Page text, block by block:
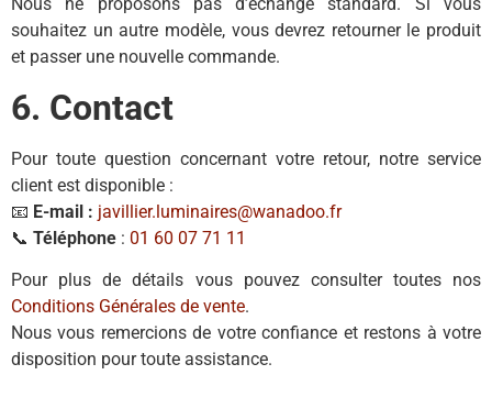
souhaitez un autre modèle, vous devrez retourner le produit
et passer une nouvelle commande.
6. Contact
Pour toute question concernant votre retour, notre service
client est disponible :
📧 E-mail : javillier.luminaires@wanadoo.fr
📞 Téléphone : 01 60 07 71 11
Pour plus de détails vous pouvez consulter toutes nos
Conditions Générales de vente.
Nous vous remercions de votre confiance et restons à votre
disposition pour toute assistance.